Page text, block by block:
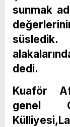
sunmak
dedi.
Kuaför
genel